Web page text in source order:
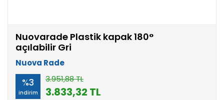
Nuovarade Plastik kapak 180°
açılabilir Gri
Nuova Rade
%3
indirim
3.951,88 TL
3.833,32 TL